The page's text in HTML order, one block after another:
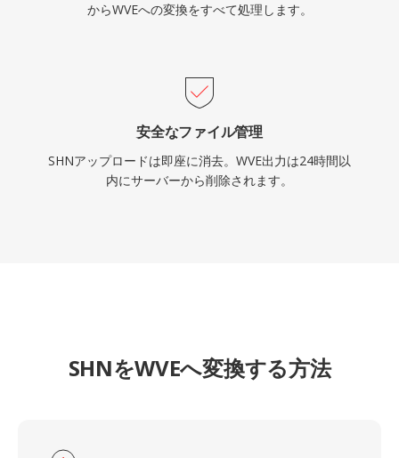
からWVEへの変換をすべて処理します。
安全なファイル管理
SHNアップロードは即座に消去。WVE出力は24時間以
内にサーバーから削除されます。
SHNをWVEへ変換する方法